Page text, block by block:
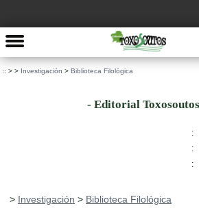
:: > > Investigación > Biblioteca Filológica
- Editorial
:
:
:
> Investigación > Biblioteca Filológica